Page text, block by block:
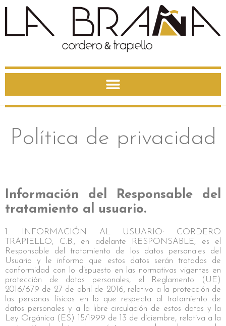
Política de privacidad
Política de privacidad
Información del Responsable del
tratamiento al usuario.
1. INFORMACIÓN AL USUARIO: CORDERO
TRAPIELLO, C.B., en adelante RESPONSABLE, es el
Responsable del tratamiento de los datos personales del
Usuario y le informa que estos datos serán tratados de
conformidad con lo dispuesto en las normativas vigentes en
protección de datos personales, el Reglamento (UE)
2016/679 de 27 de abril de 2016, relativo a la protección de
las personas físicas en lo que respecta al tratamiento de
datos personales y a la libre circulación de estos datos y la
Ley Orgánica (ES) 15/1999 de 13 de diciembre, relativa a la